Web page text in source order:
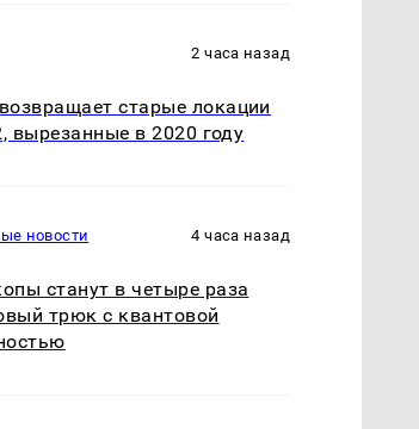
2 часа назад
старые локации
вырезанные в 2020 году
новости 4 часа назад
станут в четыре раза
трюк с квантовой